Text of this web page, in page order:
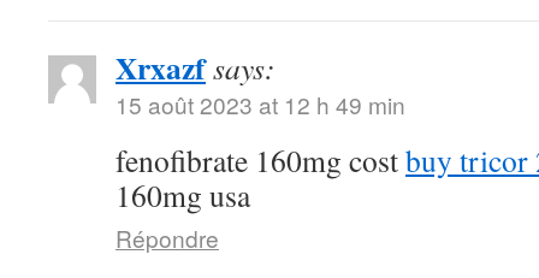
Xrxazfsays:
15 août 2023 at 12 h 49 min
fenofibrate 160mg costbuy tricor
160mg usa
Répondre